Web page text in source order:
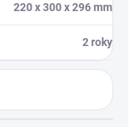
220 x 300 x 296 mm
2 roky